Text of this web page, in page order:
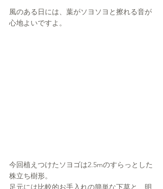
風のある日には、葉がソヨソヨと擦れる音が
心地よいですよ。
今回植えつけたソヨゴは2.5mのすらっとした
株立ち樹形。
足元には比較的お手入れの簡単な下草と、明